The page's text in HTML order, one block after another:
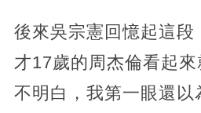
後來吳宗憲回憶起這段
才17歲的周杰倫看起
不明白，我第一眼還以